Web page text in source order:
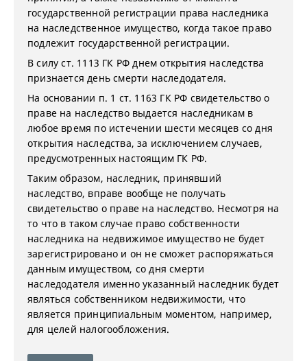
государственной регистрации права наследника
на наследственное имущество, когда такое право
подлежит государственной регистрации.
В силу ст. 1113 ГК РФ днем открытия наследства
признается день смерти наследодателя.
На основании п. 1 ст. 1163 ГК РФ cвидетельство о
праве на наследство выдается наследникам в
любое время по истечении шести месяцев со дня
открытия наследства, за исключением случаев,
предусмотренных настоящим ГК РФ.
Таким образом, наследник, принявший
наследство, вправе вообще не получать
свидетельство о праве на наследство. Несмотря на
то что в таком случае право собственности
наследника на недвижимое имущество не будет
зарегистрировано и он не сможет распоряжаться
данным имуществом, со дня смерти
наследодателя именно указанный наследник будет
являться собственником недвижимости, что
является принципиальным моментом, например,
для целей налогообложения.